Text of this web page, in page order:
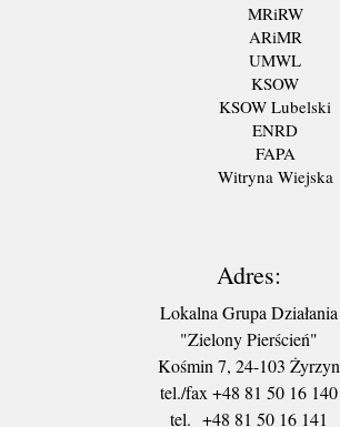
MRiRW
ARiMR
UMWL
KSOW
KSOW Lubelski
ENRD
FAPA
Witryna Wiejska
Adres:
Lokalna Grupa Działania
"Zielony Pierścień"
Kośmin 7, 24-103 Żyrzyn
tel./fax +48 81 50 16 140
tel. +48 81 50 16 141